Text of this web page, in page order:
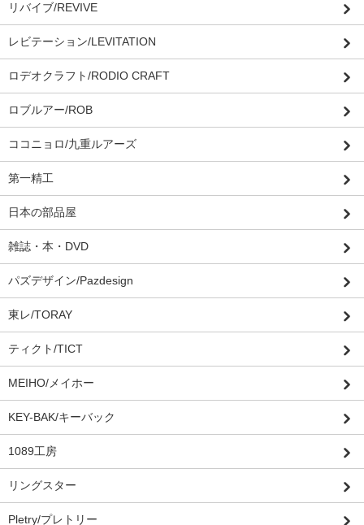
リバイブ/REVIVE
レビテーション/LEVITATION
ロデオクラフト/RODIO CRAFT
ロブルアー/ROB
ココニョロ/九重ルアーズ
第一精工
日本の部品屋
雑誌・本・DVD
パズデザイン/Pazdesign
東レ/TORAY
ティクト/TICT
MEIHO/メイホー
KEY-BAK/キーバック
1089工房
リングスター
Pletry/プレトリー